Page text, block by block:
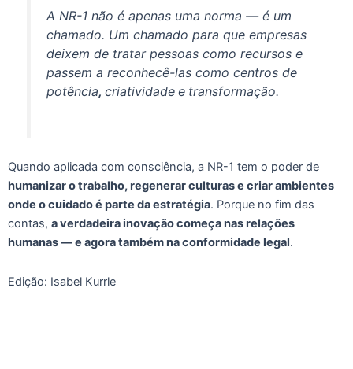
A NR-1 não é apenas uma norma — é um
chamado. Um chamado para que empresas
deixem de tratar pessoas como recursos e
passem a reconhecê-las como centros de
potência,criatividade e transformação.
Quando aplicada com consciência, a NR-1 tem o poder de
humanizar o trabalho, regenerar culturas e criar ambientes
onde o cuidado é parte da estratégia. Porque no fim das
contas, a verdadeira inovação começa nas relações
humanas — e agora também na conformidade legal.
Edição: Isabel Kurrle